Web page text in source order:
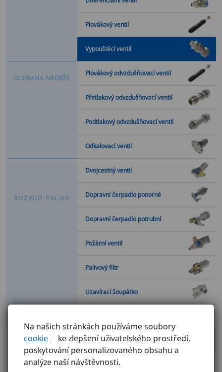
Na našich stránkách používáme soubory
cookie
ke zlepšení uživatelského prostředí,
poskytování personalizovaného obsahu a
analýze naší návštěvnosti.
Plovákový ventil
Vypouštěcí ventil
OCHRANA NÁDRŽE
Plovákový odvzdušňovací ventil
Přetlakový odvzdušňovací ventil
Podtlakový odvzdušňovací ventil
Odkalovací ventil
ROZVOD PALIVA
Dvojcestný ventil
Dopravní čerpadlo ponorné
Dopravní čerpadlo potrubní
Požární ventil
Palivový filtr
Uzavírací šoupátko
Celkový přehled